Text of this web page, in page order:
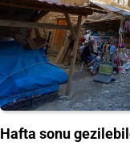
Hafta sonu